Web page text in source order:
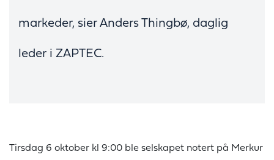
markeder, sier Anders Thingbø, daglig
leder i ZAPTEC.
Tirsdag 6 oktober kl 9:00 ble selskapet notert på Merkur